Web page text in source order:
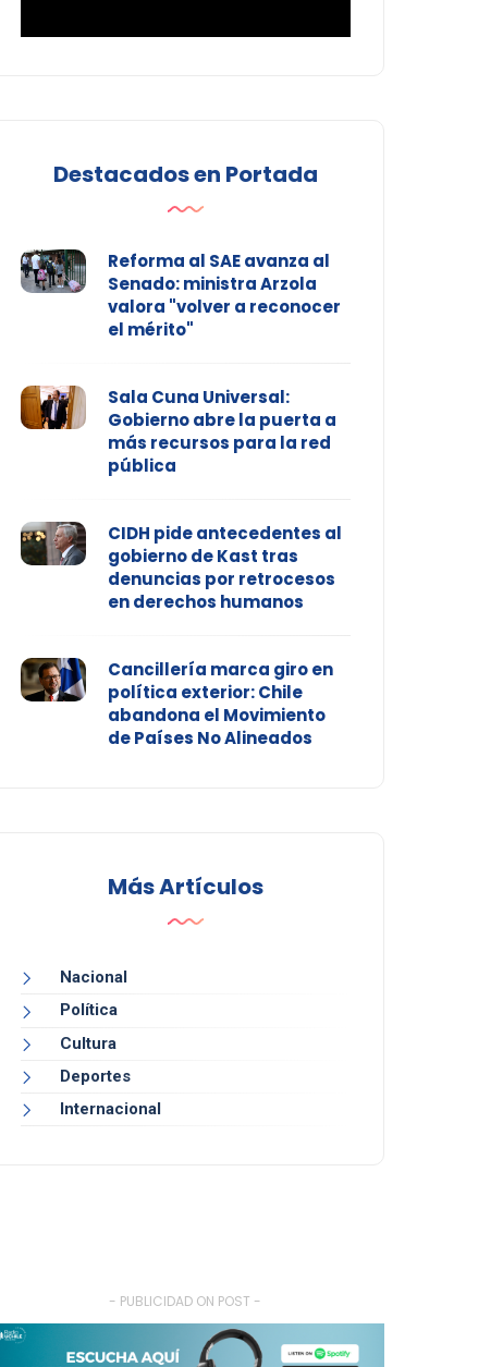
Destacados en Portada
Reforma al SAE avanza al
Senado: ministra Arzola
valora "volver a reconocer
el mérito"
Sala Cuna Universal:
Gobierno abre la puerta a
más recursos para la red
pública
CIDH pide antecedentes al
gobierno de Kast tras
denuncias por retrocesos
en derechos humanos
Cancillería marca giro en
política exterior: Chile
abandona el Movimiento
de Países No Alineados
Más Artículos
Nacional
Política
Cultura
Deportes
Internacional
- PUBLICIDAD ON POST -